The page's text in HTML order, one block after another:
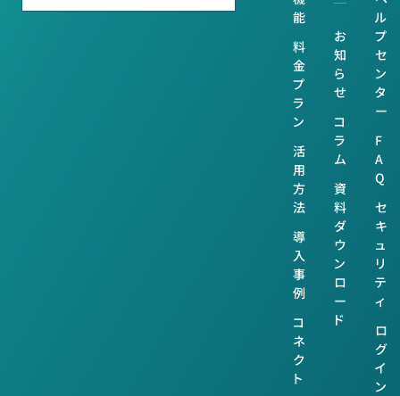
能
料
金
プ
ラ
ン
活
用
方
法
導
入
事
例
コ
ネ
ク
ト
お
知
ら
せ
コ
ラ
ム
資
料
ダ
ウ
ン
ロ
ー
ド
ル
プ
セ
ン
タ
ー
F
A
Q
セ
キ
ュ
リ
テ
ィ
ロ
グ
イ
ン